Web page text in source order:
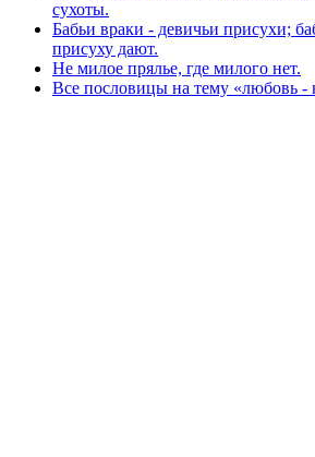
сухоты.
Бабьи враки - девичьи присухи;
присуху дают.
Не милое прялье, где милого нет.
Все пословицы на тему «любовь -